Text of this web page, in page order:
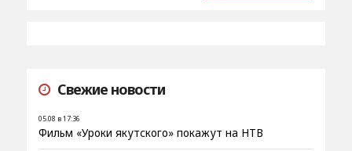
Свежие новости
05.08 в 17:36
Фильм «Уроки якутского» покажут на НТВ